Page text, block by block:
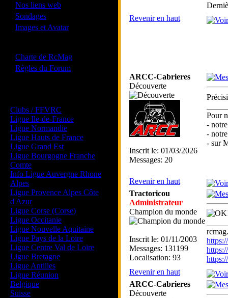
Nos liens web
Sondages
Images et Avatar
Charte de RcMag
Règles du Forum
Clubs / FFVRC
Ligue Ile-de-France
Ligue Normandie
Ligue Hauts de France
Ligue Grand Est
Ligue Bourgogne Franche
Comte
Info Ligue Auvergne Rhone
Alpes
Ligue Provence Alpes Côte
d'Azur
Ligue Corse (Corse)
Ligue Occitanie
Ligue Nouvelle Aquitaine
Ligue Pays de la Loire
Ligue Centre Val de Loire
Ligue Bretagne
Ligue Antilles
Ligue Réunion
Belgique
Suisse
Revenir en haut
ARCC-Cabrieres
Découverte
Inscrit le: 01/03/2026
Messages: 20
Pour
-
-
- sur
Revenir en haut
Tractoricou
Administrateur
Champion du monde
Inscrit le: 01/11/2003
Messages: 131199
Localisation: 93
Revenir en haut
ARCC-Cabrieres
Découverte